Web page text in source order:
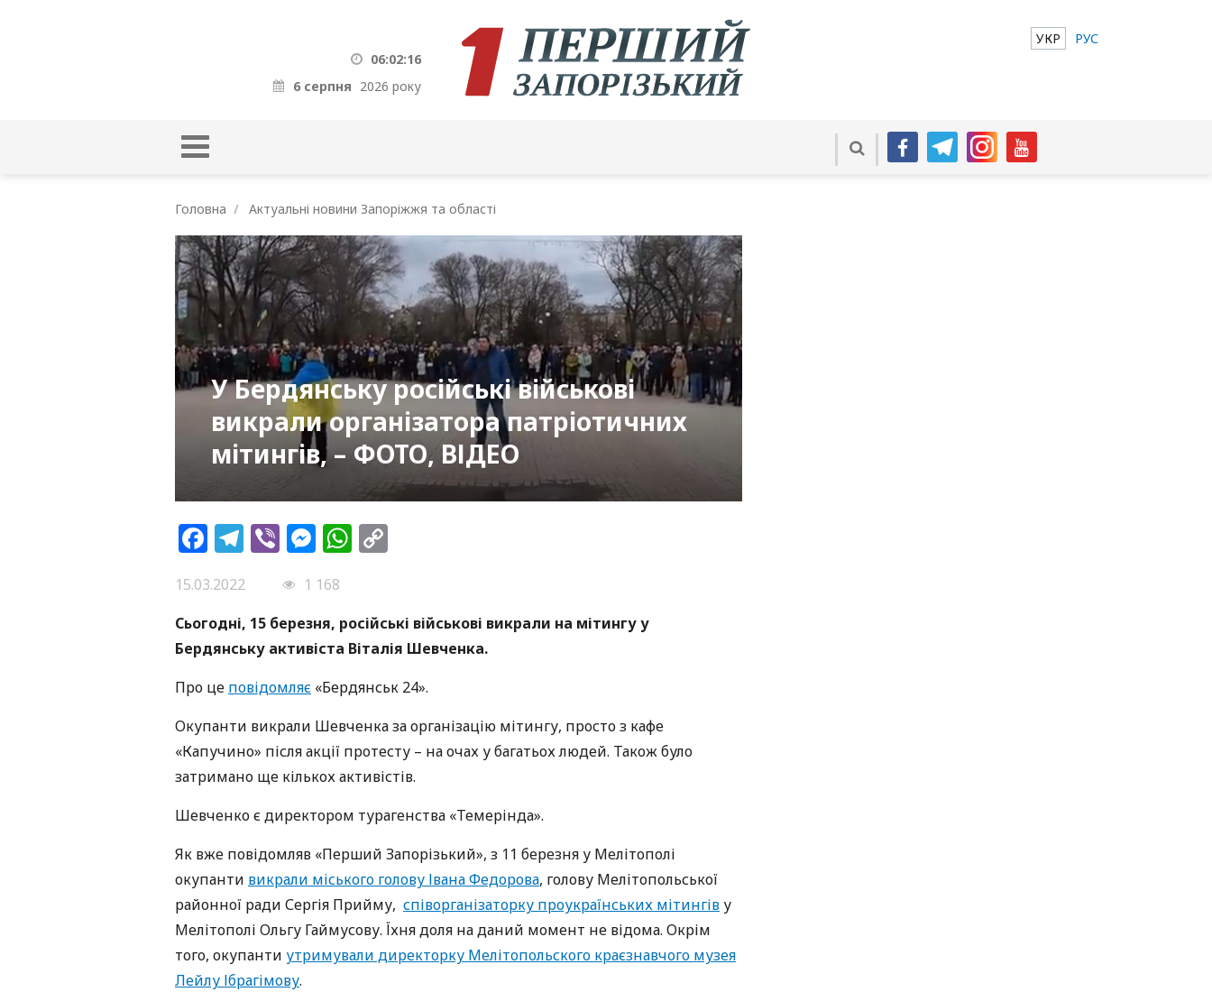
06:02:17
6 серпня 2026 року
УКР РУС
Головна Актуальні новини Запоріжжя та області
У Бердянську російські військові
викрали організатора патріотичних
мітингів, – ФОТО, ВІДЕО
Facebook
Telegram
ViberMessenger
WhatsApp
15.03.2022
1 168
Сьогодні, 15 березня, російські військові викрали на мітингу у
Бердянську активіста Віталія Шевченка.
Про це повідомляє «Бердянськ 24».
Окупанти викрали Шевченка за організацію мітингу, просто з кафе
«Капучино» після акції протесту – на очах у багатьох людей. Також було
затримано ще кількох активістів.
Шевченко є директором турагенства «Темерінда».
Як вже повідомляв «Перший Запорізький», з 11 березня у Мелітополі
окупанти викрали міського голову Івана Федорова, голову Мелітопольської
районної ради Сергія Прийму, співорганізаторку проукраїнських мітингів у
Мелітополі Ольгу Гаймусову. Їхня доля на даний момент не відома. Окрім
того, окупанти утримували директорку Мелітопольского краєзнавчого музея
Лейлу Ібрагімову.